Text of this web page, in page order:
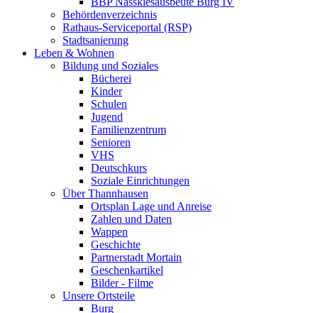
Behördenverzeichnis
Rathaus-Serviceportal (RSP)
Stadtsanierung
Leben & Wohnen
Bildung und Soziales
Bücherei
Kinder
Schulen
Jugend
Familienzentrum
Senioren
VHS
Deutschkurs
Soziale Einrichtungen
Über Thannhausen
Ortsplan Lage und Anreise
Zahlen und Daten
Wappen
Geschichte
Partnerstadt Mortain
Geschenkartikel
Bilder - Filme
Unsere Ortsteile
Burg